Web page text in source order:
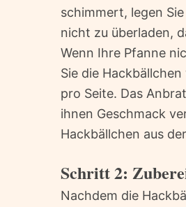
schimmert, legen
nicht zu überladen,
Wenn Ihre Pfanne
Sie die
pro Seite. Das
ihnen Geschmack
Hackbällchen aus
Schritt 2:
Nachdem die